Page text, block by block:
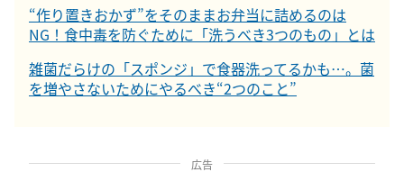
“作り置きおかず”をそのままお弁当に詰めるのは
NG！食中毒を防ぐために「洗うべき3つのもの」とは
雑菌だらけの「スポンジ」で食器洗ってるかも…。菌
を増やさないためにやるべき“2つのこと”
広告